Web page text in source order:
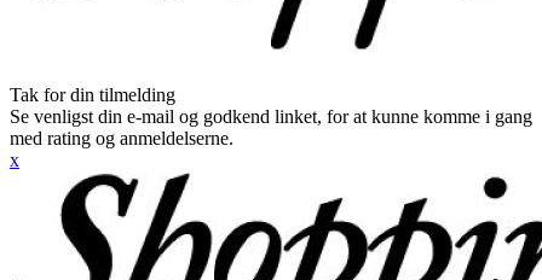
Tak for din tilmelding
Se venligst din e-mail og godkend linket, for at kunne komme i gang
med rating og anmeldelserne.
x